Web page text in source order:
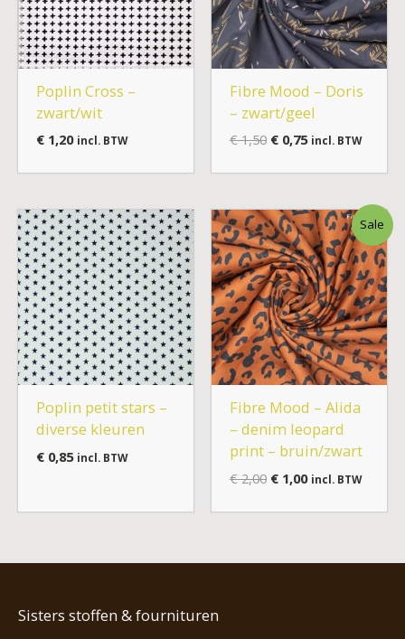
Poplin Cross –
zwart/wit
€1,20 incl. BTW
Fibre Mood – Doris
– zwart/geel
€1,50 €0,75 incl. BTW
Poplin petit stars –
diverse kleuren
€0,85 incl. BTW
Sale
Fibre Mood – Alida
– denim leopard
print – bruin/zwart
€2,00
Oorspronkelijke
prijs
was:
€ 2,00.
€1,00
Huidige
prijs
is:
€ 1,00.
incl. BTW
Sisters stoffen & fournituren